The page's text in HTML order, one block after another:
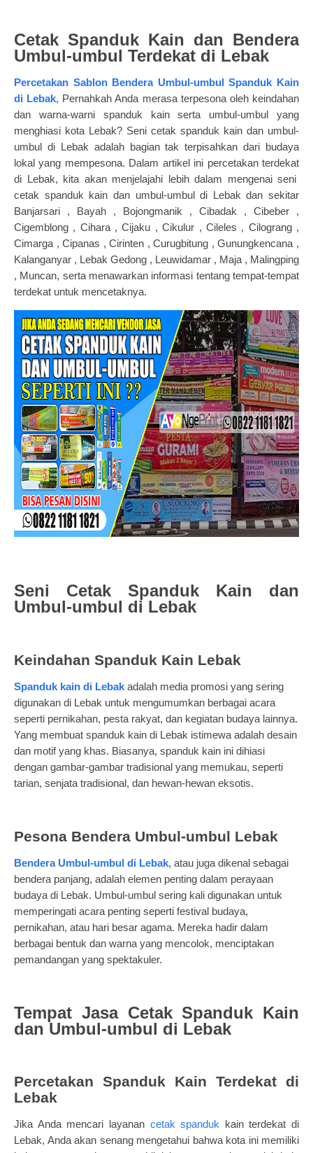
Cetak Spanduk Kain dan Bendera
Umbul-umbul Terdekat di Lebak
Percetakan Sablon Bendera Umbul-umbul Spanduk Kain
di Lebak, Pernahkah Anda merasa terpesona oleh keindahan
dan warna-warni spanduk kain serta umbul-umbul yang
menghiasi kota Lebak? Seni cetak spanduk kain dan umbul-
umbul di Lebak adalah bagian tak terpisahkan dari budaya
lokal yang mempesona. Dalam artikel ini percetakan terdekat
di Lebak, kita akan menjelajahi lebih dalam mengenai seni
cetak spanduk kain dan umbul-umbul di Lebak dan sekitar
Banjarsari , Bayah , Bojongmanik , Cibadak , Cibeber ,
Cigemblong , Cihara , Cijaku , Cikulur , Cileles , Cilograng ,
Cimarga , Cipanas , Cirinten , Curugbitung , Gunungkencana ,
Kalanganyar , Lebak Gedong , Leuwidamar , Maja , Malingping
, Muncan, serta menawarkan informasi tentang tempat-tempat
terdekat untuk mencetaknya.
Seni Cetak Spanduk Kain dan
Umbul-umbul di Lebak
Keindahan Spanduk Kain Lebak
Spanduk kain di Lebak adalah media promosi yang sering
digunakan di Lebak untuk mengumumkan berbagai acara
seperti pernikahan, pesta rakyat, dan kegiatan budaya lainnya.
Yang membuat spanduk kain di Lebak istimewa adalah desain
dan motif yang khas. Biasanya, spanduk kain ini dihiasi
dengan gambar-gambar tradisional yang memukau, seperti
tarian, senjata tradisional, dan hewan-hewan eksotis.
Pesona Bendera Umbul-umbul Lebak
Bendera Umbul-umbul di Lebak, atau juga dikenal sebagai
bendera panjang, adalah elemen penting dalam perayaan
budaya di Lebak. Umbul-umbul sering kali digunakan untuk
memperingati acara penting seperti festival budaya,
pernikahan, atau hari besar agama. Mereka hadir dalam
berbagai bentuk dan warna yang mencolok, menciptakan
pemandangan yang spektakuler.
Tempat Jasa Cetak Spanduk Kain
dan Umbul-umbul di Lebak
Percetakan Spanduk Kain Terdekat di
Lebak
Jika Anda mencari layanan cetak spanduk kain terdekat di
Lebak, Anda akan senang mengetahui bahwa kota ini memiliki